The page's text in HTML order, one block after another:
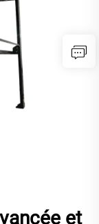
et